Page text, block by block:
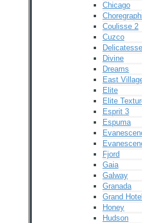
Chicago
Coulisse 2
Cuzco
Delicatesse
Divine
Dreams
East
Elite
Elite
Esprit 3
Espuma
Fjord
Gaia
Galway
Granada
Grand Hotel
Honey
Hudson